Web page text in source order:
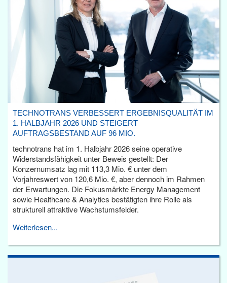
TECHNOTRANS VERBESSERT ERGEBNISQUALITÄT IM
1. HALBJAHR 2026 UND STEIGERT
AUFTRAGSBESTAND AUF 96 MIO.
technotrans hat im 1. Halbjahr 2026 seine operative
Widerstandsfähigkeit unter Beweis gestellt: Der
Konzernumsatz lag mit 113,3 Mio. € unter dem
Vorjahreswert von 120,6 Mio. €, aber dennoch im Rahmen
der Erwartungen. Die Fokusmärkte Energy Management
sowie Healthcare & Analytics bestätigten ihre Rolle als
strukturell attraktive Wachstumsfelder.
Weiterlesen...